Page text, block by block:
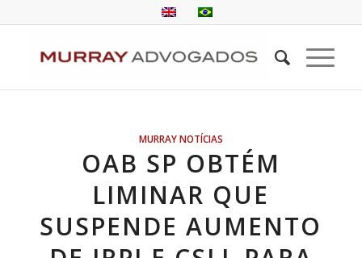
MURRAY NOTÍCIAS
OAB SP OBTÉM
LIMINAR QUE
SUSPENDE AUMENTO